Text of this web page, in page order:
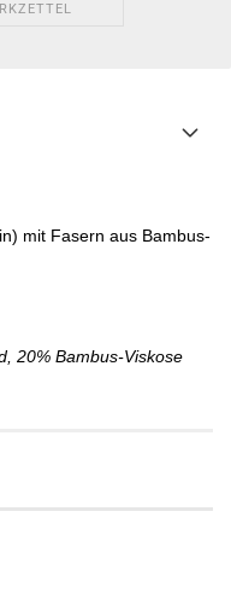
mit Fasern aus Bambus-
20% Bambus-Viskose